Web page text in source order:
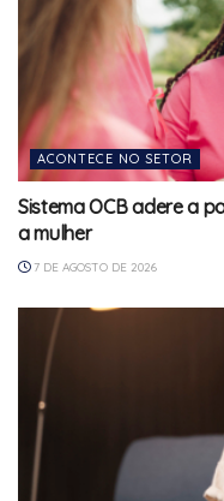
ACONTECE NO SETOR
Sistema OCB adere a
a mulher
7 DE AGOSTO DE 2026